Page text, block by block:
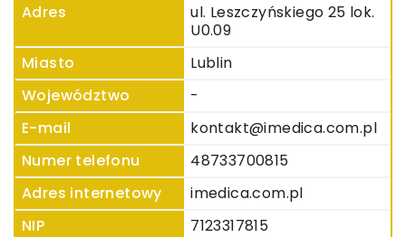
Adres
ul. Leszczyńskiego 25 lok.
U0.09
Miasto
Lublin
Województwo
-
E-mail
kontakt@imedica.com.pl
Numer telefonu
48733700815
Adres internetowy
imedica.com.pl
NIP
7123317815